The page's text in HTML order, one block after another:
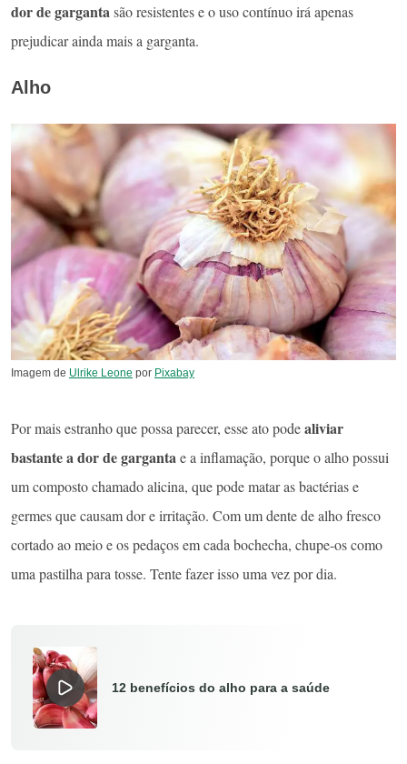
dor de gargantasão resistentes e o uso contínuo irá apenas
prejudicar ainda mais a garganta.
Alho
Imagem de Ulrike Leone por Pixabay
Por mais estranho que possa parecer, esse ato podealiviar
bastante ador de gargantae a inflamação, porque o alho possui
um composto chamado alicina, que pode matar as bactérias e
germes que causam dor e irritação. Com um dente de alho fresco
cortado ao meio e os pedaços em cada bochecha, chupe-os como
uma pastilha para tosse. Tente fazer isso uma vez por dia.
12 benefícios do alho para a saúde